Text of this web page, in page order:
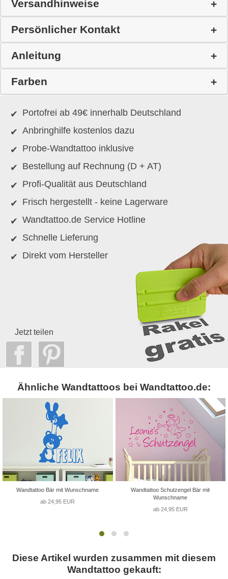
Versandhinweise
Persönlicher Kontakt
Anleitung
Farben
Portofrei ab 49€ innerhalb Deutschland
Anbringhilfe kostenlos dazu
Probe-Wandtattoo inklusive
Bestellung auf Rechnung (D + AT)
Profi-Qualität aus Deutschland
Frisch hergestellt - keine Lagerware
Wandtattoo.de Service Hotline
Schnelle Lieferung
Direkt vom Hersteller
Jetzt teilen
Ähnliche Wandtattoos bei Wandtattoo.de:
Wandtattoo Bär mit Wunschname
ab 24,95 EUR
Wandtattoo Schutzengel Bär mit
Wunschname
ab 24,95 EUR
Diese Artikel wurden zusammen mit diesem
Wandtattoo gekauft: